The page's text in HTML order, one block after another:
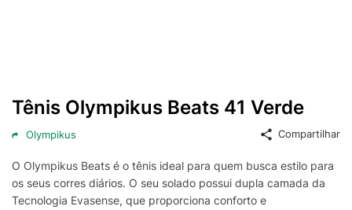
Tênis Olympikus Beats 41 Verde
Olympikus Compartilhar
O Olympikus Beats é o tênis ideal para quem busca estilo para
os seus corres diários. O seu solado possui dupla camada da
Tecnologia Evasense, que proporciona conforto e